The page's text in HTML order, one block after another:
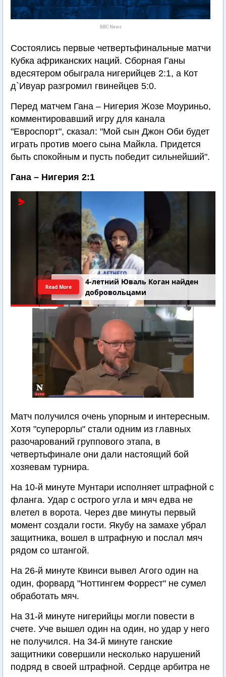
BBC News
Состоялись первые четвертьфинальные матчи
Кубка африканских наций. Сборная Ганы
вдесятером обыграла нигерийцев 2:1, а Кот
д`Ивуар разгромил гвинейцев 5:0.
Перед матчем Гана – Нигерия Жозе Моуриньо,
комментировавший игру для канала
"Евроспорт", сказал: "Мой сын Джон Оби будет
играть против моего сына Майкла. Придется
быть спокойным и пусть победит сильнейший".
Гана – Нигерия 2:1
4-летний Юваль Коган найден
добровольцами
Read More
Матч получился очень упорным и интересным.
Хотя "суперорлы" стали одним из главных
разочарований группового этапа, в
четвертьфинале они дали настоящий бой
хозяевам турнира.
На 10-й минуте Мунтари исполняет штрафной с
фланга. Удар с острого угла и мяч едва не
влетел в ворота. Через две минуты первый
момент создали гости. Якубу на замахе убрал
защитника, вошел в штрафную и послал мяч
рядом со штангой.
На 26-й минуте Квинси вывел Агого один на
один, форвард "Ноттингем Форрест" не сумел
обработать мяч.
На 31-й минуте нигерийцы могли повести в
счете. Уче вышел один на один, но удар у него
не получился. На 34-й минуте ганские
защитники совершили несколько нарушений
подряд в своей штрафной. Сердце арбитра не